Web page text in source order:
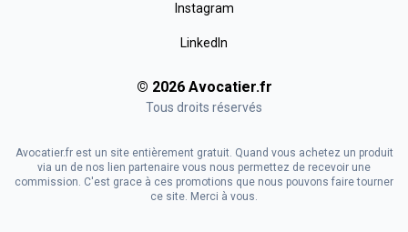
Instagram
LinkedIn
© 2026 Avocatier.fr
Tous droits réservés
Avocatier.fr est un site entièrement gratuit. Quand vous achetez un produit
via un de nos lien partenaire vous nous permettez de recevoir une
commission. C'est grace à ces promotions que nous pouvons faire tourner
ce site. Merci à vous.